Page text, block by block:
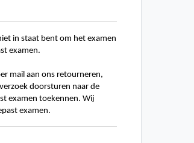
in staat bent om het examen
examen.
mail aan ons retourneren,
doorsturen naar de
examen toekennen. Wij
examen.